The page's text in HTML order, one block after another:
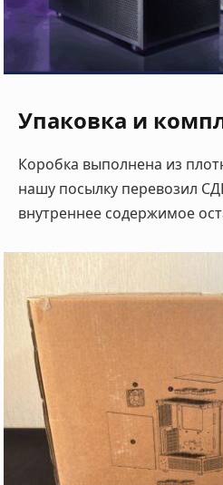
Упаковка и
Коробка выполнена из
нашу посылку перевозил
внутреннее содержимое